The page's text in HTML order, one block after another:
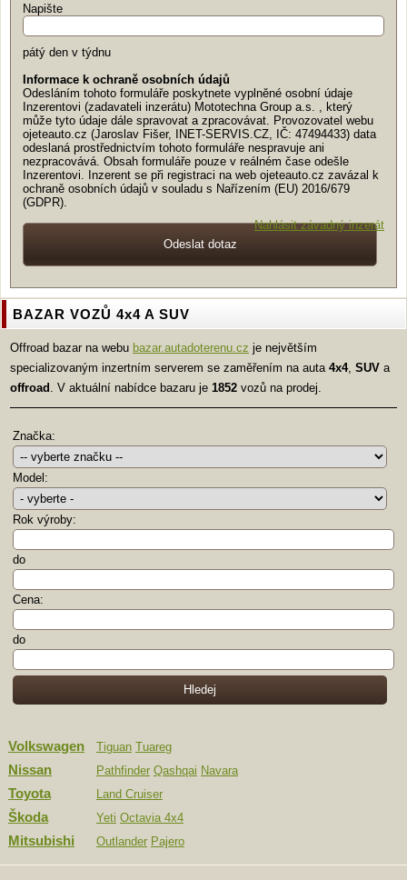
Napište
pátý den v týdnu
Informace k ochraně osobních údajů
Odesláním tohoto formuláře poskytnete vyplněné osobní údaje
Inzerentovi (zadavateli inzerátu) Mototechna Group a.s. , který
může tyto údaje dále spravovat a zpracovávat. Provozovatel webu
ojeteauto.cz (Jaroslav Fišer, INET-SERVIS.CZ, IČ: 47494433) data
odeslaná prostřednictvím tohoto formuláře nespravuje ani
nezpracovává. Obsah formuláře pouze v reálném čase odešle
Inzerentovi. Inzerent se při registraci na web ojeteauto.cz zavázal k
ochraně osobních údajů v souladu s Nařízením (EU) 2016/679
(GDPR).
Nahlásit závadný inzerát
BAZAR VOZŮ 4x4 A SUV
Offroad bazar na webu bazar.autadoterenu.cz je největším
specializovaným inzertním serverem se zaměřením na auta 4x4, SUV a
offroad . V aktuální nabídce bazaru je 1852 vozů na prodej.
Značka:
Model:
Rok výroby:
do
Cena:
do
Volkswagen Tiguan Tuareg
Nissan Pathfinder Qashqai Navara
Toyota Land Cruiser
Škoda Yeti Octavia 4x4
Mitsubishi Outlander Pajero